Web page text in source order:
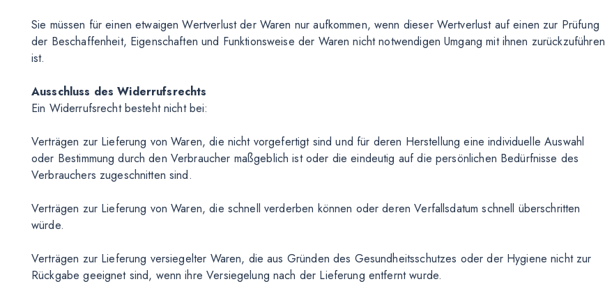
Sie müssen für einen etwaigen Wertverlust der Waren nur aufkommen, wenn dieser Wertverlust auf einen zur Prüfung
der Beschaffenheit, Eigenschaften und Funktionsweise der Waren nicht notwendigen Umgang mit ihnen zurückzuführen
ist.
Ausschluss des Widerrufsrechts
Ein Widerrufsrecht besteht nicht bei:
Verträgen zur Lieferung von Waren, die nicht vorgefertigt sind und für deren Herstellung eine individuelle Auswahl
oder Bestimmung durch den Verbraucher maßgeblich ist oder die eindeutig auf die persönlichen Bedürfnisse des
Verbrauchers zugeschnitten sind.
Verträgen zur Lieferung von Waren, die schnell verderben können oder deren Verfallsdatum schnell überschritten
würde.
Verträgen zur Lieferung versiegelter Waren, die aus Gründen des Gesundheitsschutzes oder der Hygiene nicht zur
Rückgabe geeignet sind, wenn ihre Versiegelung nach der Lieferung entfernt wurde.